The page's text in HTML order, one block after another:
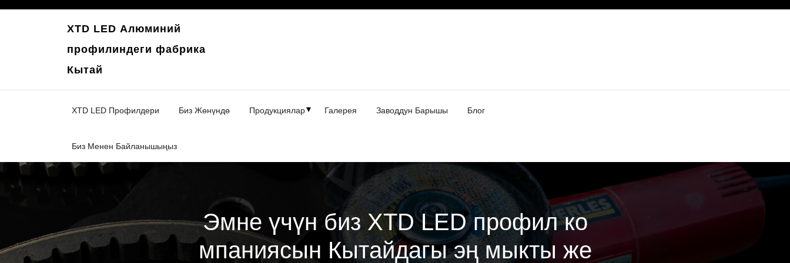
XTD LED Алюминий
профилиндеги фабрика
Кытай
XTD LED Профилдери Биз Жөнүндө Продукциялар Галерея Заводдун Барышы Блог
Биз Менен Байланышыңыз
Эмне үчүн биз XTD LED профил ко
мпаниясын Кытайдагы эң мыкты же